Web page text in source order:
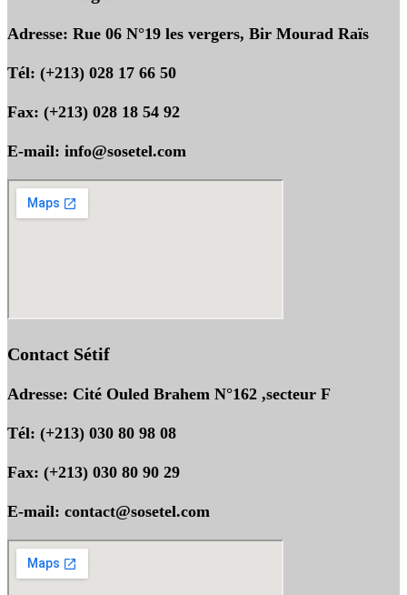
Adresse: Rue 06 N°19 les vergers, Bir Mourad Raïs
Tél: (+213) 028 17 66 50
Fax: (+213) 028 18 54 92
E-mail: info@sosetel.com
Contact Sétif
Adresse: Cité Ouled Brahem N°162 ,secteur F
Tél: (+213) 030 80 98 08
Fax: (+213) 030 80 90 29
E-mail: contact@sosetel.com